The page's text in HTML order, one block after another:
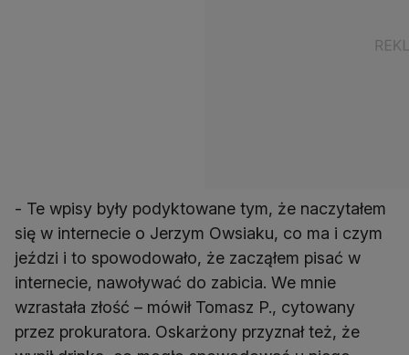
- Te wpisy były podyktowane tym, że naczytałem
się w internecie o Jerzym Owsiaku, co ma i czym
jeździ i to spowodowało, że zacząłem pisać w
internecie, nawoływać do zabicia. We mnie
wzrastała złość – mówił Tomasz P., cytowany
przez prokuratora. Oskarżony przyznał też, że